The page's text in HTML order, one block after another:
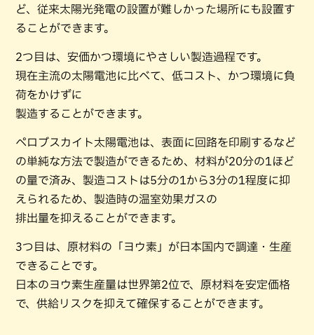
ど、従来太陽光発電の設置が難しかった場所にも設置す
ることができます。
2つ目は、安価かつ環境にやさしい製造過程です。
現在主流の太陽電池に比べて、低コスト、かつ環境に負
荷をかけずに
製造することができます。
ペロブスカイト太陽電池は、表面に回路を印刷するなど
の単純な方法で製造ができるため、材料が20分の1ほど
の量で済み、製造コストは5分の1から3分の1程度に抑
えられるため、製造時の温室効果ガスの
排出量を抑えることができます。
3つ目は、原材料の「ヨウ素」が日本国内で調達・生産
できることです。
日本のヨウ素生産量は世界第2位で、原材料を安定価格
で、供給リスクを抑えて確保することができます。